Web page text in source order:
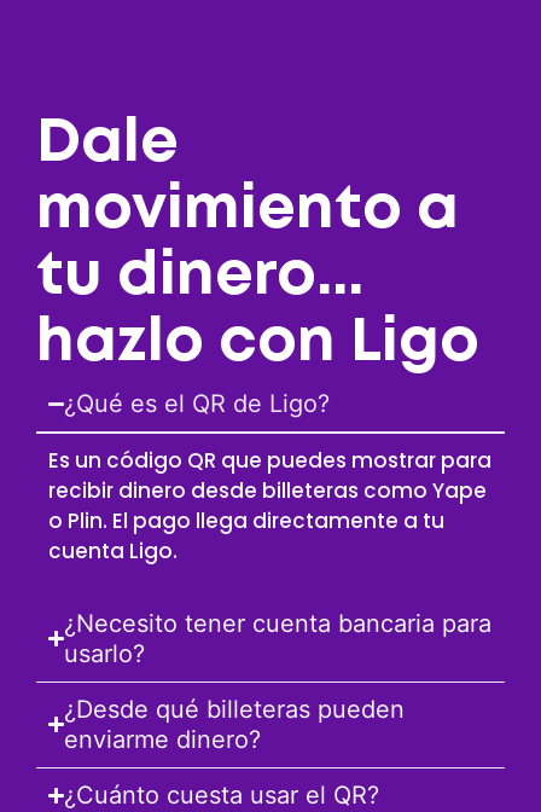
Dale
movimiento a
tu dinero...
hazlo con Ligo
¿Qué es el QR de Ligo?
Es un código QR que puedes mostrar para
recibir dinero desde billeteras como Yape
o Plin. El pago llega directamente a tu
cuenta Ligo.
¿Necesito tener cuenta bancaria para
usarlo?
¿Desde qué billeteras pueden
enviarme dinero?
¿Cuánto cuesta usar el QR?